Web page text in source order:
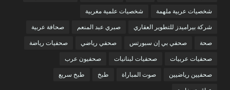
شخصيات عربية ملهمة شخصيات علمية مغربية
شركة بيراميدز للتطوير العقاري صبري عبد المنعم صحافة عربية
صحة صحفي بي إن سبورتس صحفي رياضي صحفيات رياضة
صحفيات عربيات صحفيات لبنانيات صحفيون عرب
صحفيين رياضيين صوت المباراة طبخ طبخ سريع